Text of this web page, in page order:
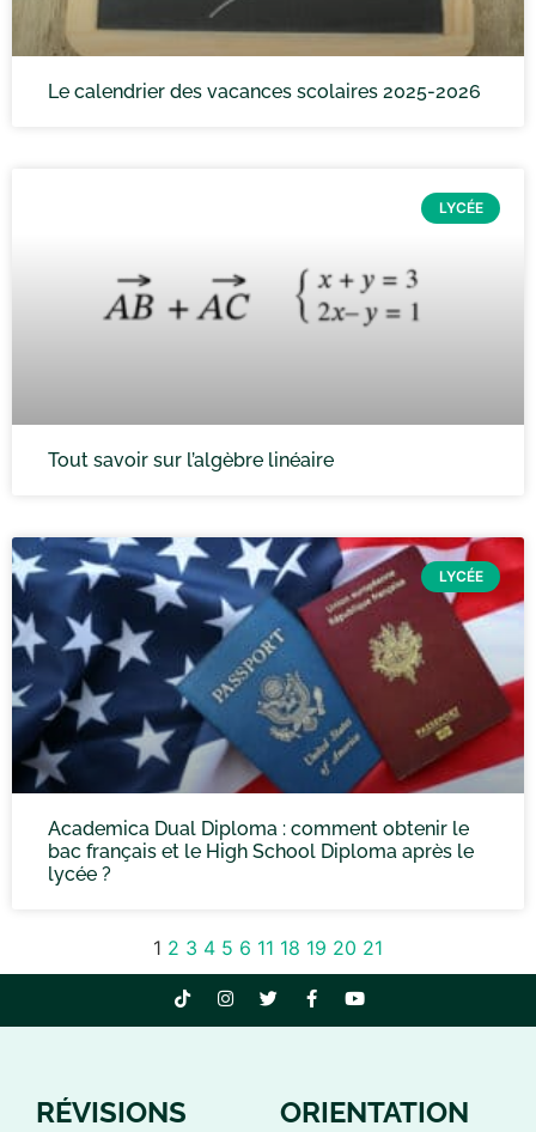
Le calendrier des vacances scolaires 2025-2026
LYCÉE
Tout savoir sur l’algèbre linéaire
LYCÉE
Academica Dual Diploma : comment obtenir le
bac français et le High School Diploma après le
lycée ?
1 2 3 4 5 6 11 18 19 20 21
RÉVISIONS ORIENTATION